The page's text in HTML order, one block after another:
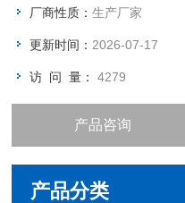
厂商性质：生产厂家
更新时间： 2026-07-17
访 问 量：4279
产品咨询
产品分类